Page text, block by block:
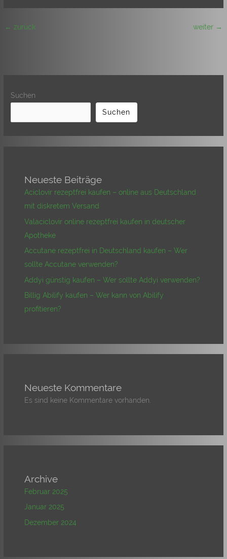
← zurück weiter →
Suchen
Suchen
Neueste Beiträge
Aciclovir rezeptfrei kaufen – online aus Deutschland
mit diskretem Versand
Valaciclovir online rezeptfrei kaufen in deutscher
Apotheke
Accutane rezeptfrei in Deutschland kaufen – Wer
sollte Accutane verwenden?
Addyi günstig kaufen – Wer sollte Addyi verwenden?
Billig Abilify kaufen – Wer kann von Abilify
profitieren?
Neueste Kommentare
Es sind keine Kommentare vorhanden.
Archive
Februar 2025
Januar 2025
Dezember 2024